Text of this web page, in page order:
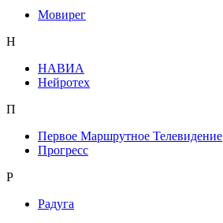
Мовирег
Н
НАВИА
Нейротех
П
Первое Маршрутное Телевидение
Прогресс
Р
Радуга